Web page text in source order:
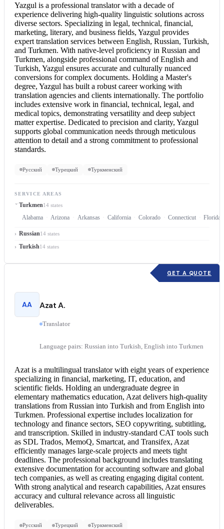
Yazgul is a professional translator with a decade of
experience delivering high-quality linguistic solutions across
diverse sectors. Specializing in legal, technical, financial,
marketing, literary, and business fields, Yazgul provides
expert translation services between English, Russian, Turkish,
and Turkmen. With native-level proficiency in Russian and
Turkmen, alongside professional command ofEnglish and
Turkish, Yazgul ensures accurate and culturally nuanced
conversions for complex documents. Holding a Master's
degree, Yazgul has built a robust career working with
translation agencies and clients internationally. The portfolio
includes extensive work in financial, technical, legal, and
medical topics, demonstrating versatility and deep subject
matter expertise. Dedicated to precision and clarity, Yazgul
supports global communication needs through meticulous
attention to detail and a strong commitment to professional
standards.
Русский Турецкий Туркменский
SERVICE AREAS
Turkmen14 states
Alabama Arizona Arkansas California Colorado Connecticut Florida
Russian14 states
Turkish14 states
GET A QUOTE
AA Azat A.
Translator
Language pairs: Russian into Turkish, English into Turkmen
Azat is a multilingual translator with eight years of experience
specializing in financial, marketing, IT, education, and
scientific fields. Holding an undergraduate degree in
elementary mathematics education, Azat delivers high-quality
translations from Russian into Turkish and from English into
Turkmen. Professional expertise includes localization for
technology and finance sectors, SEO copywriting, subtitling,
and transcription. Skilled in industry-standard CAT tools such
as SDL Trados, MemoQ, Smartcat, and Transifex, Azat
efficiently manages large-scale projects and meets tight
deadlines. The professional background includes translating
extensive documentation for accounting software and global
tech companies, as well as creating engaging digital content.
With strong analytical and research capabilities, Azat ensures
accuracy and cultural relevance across all linguistic
deliverables.
Русский Турецкий Туркменский